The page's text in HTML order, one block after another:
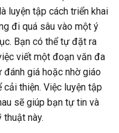
luyện tập cách triển khai
đi quá sâu vào một ý
Bạn có thể tự đặt ra
viết một đoạn văn đa
giá hoặc nhờ giáo
cải thiện. Việc luyện tập
sẽ giúp bạn tự tin và
này.